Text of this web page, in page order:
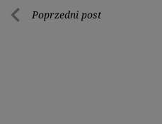
Nawigacja
Poprzedni post